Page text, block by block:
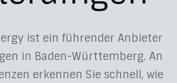
ist ein führender Anbieter
in Baden-Württemberg. An
erkennen Sie schnell, wie